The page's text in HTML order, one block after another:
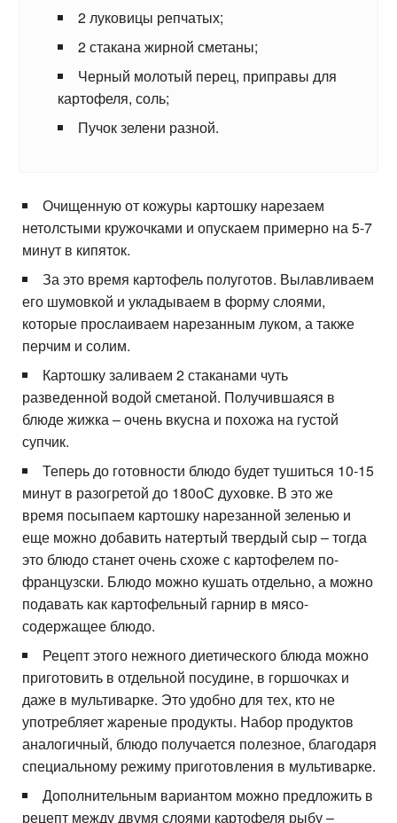
2 луковицы репчатых;
2 стакана жирной сметаны;
Черный молотый перец, приправы для
картофеля, соль;
Пучок зелени разной.
Очищенную от кожуры картошку нарезаем
нетолстыми кружочками и опускаем примерно на 5-7
минут в кипяток.
За это время картофель полуготов. Вылавливаем
его шумовкой и укладываем в форму слоями,
которые прослаиваем нарезанным луком, а также
перчим и солим.
Картошку заливаем 2 стаканами чуть
разведенной водой сметаной. Получившаяся в
блюде жижка – очень вкусна и похожа на густой
супчик.
Теперь до готовности блюдо будет тушиться 10-15
минут в разогретой до 180оС духовке. В это же
время посыпаем картошку нарезанной зеленью и
еще можно добавить натертый твердый сыр – тогда
это блюдо станет очень схоже с картофелем по-
французски. Блюдо можно кушать отдельно, а можно
подавать как картофельный гарнир в мясо-
содержащее блюдо.
Рецепт этого нежного диетического блюда можно
приготовить в отдельной посудине, в горшочках и
даже в мультиварке. Это удобно для тех, кто не
употребляет жареные продукты. Набор продуктов
аналогичный, блюдо получается полезное, благодаря
специальному режиму приготовления в мультиварке.
Дополнительным вариантом можно предложить в
рецепт между двумя слоями картофеля рыбу –